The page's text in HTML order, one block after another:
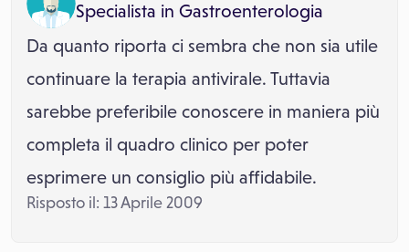
Specialista in Gastroenterologia
Da quanto riporta ci sembra che non sia utile
continuare la terapia antivirale. Tuttavia
sarebbe preferibile conoscere in maniera più
completa il quadro clinico per poter
esprimere un consiglio più affidabile.
Risposto il: 13 Aprile 2009